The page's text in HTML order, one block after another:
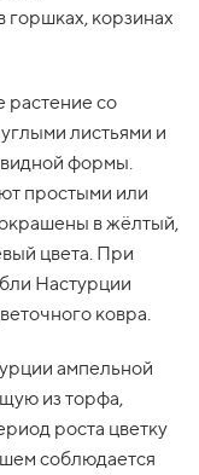
корзинах
растение со
листьями и
формы.
простыми или
окрашены в жёлтый,
цвета. При
Настурции
ковра.
ампельной
из торфа,
роста цветку
соблюдается